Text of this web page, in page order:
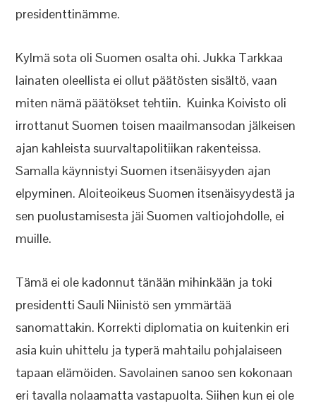
presidenttinämme.
Kylmä sota oli Suomen osalta ohi. Jukka Tarkkaa
lainaten oleellista ei ollut päätösten sisältö, vaan
miten nämä päätökset tehtiin. Kuinka Koivisto oli
irrottanut Suomen toisen maailmansodan jälkeisen
ajan kahleista suurvaltapolitiikan rakenteissa.
Samalla käynnistyi Suomen itsenäisyyden ajan
elpyminen. Aloiteoikeus Suomen itsenäisyydestä ja
sen puolustamisesta jäi Suomen valtiojohdolle, ei
muille.
Tämä ei ole kadonnut tänään mihinkään ja toki
presidentti Sauli Niinistö sen ymmärtää
sanomattakin. Korrekti diplomatia on kuitenkin eri
asia kuin uhittelu ja typerä mahtailu pohjalaiseen
tapaan elämöiden. Savolainen sanoo sen kokonaan
eri tavalla nolaamatta vastapuolta. Siihen kun ei ole